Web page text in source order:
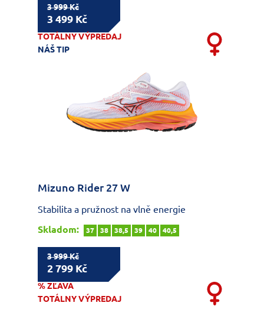
3 999 Kč
3 499 Kč
TOTÁLNY VÝPREDAJ
NÁŠ TIP
Mizuno Rider 27 W
Stabilita a pružnost na vlně energie
Skladom:
37 38 38,5 39 40 40,5
3 999 Kč
2 799 Kč
% ZĽAVA
TOTÁLNY VÝPREDAJ